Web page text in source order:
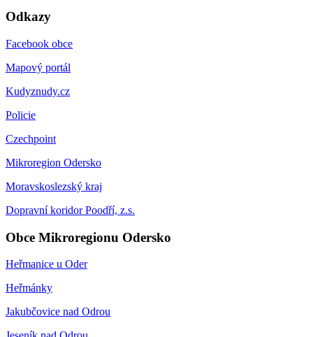
Odkazy
Facebook obce
Mapový portál
Kudyznudy.cz
Policie
Czechpoint
Mikroregion Odersko
Moravskoslezský kraj
Dopravní koridor Poodří, z.s.
Obce Mikroregionu Odersko
Heřmanice u Oder
Heřmánky
Jakubčovice nad Odrou